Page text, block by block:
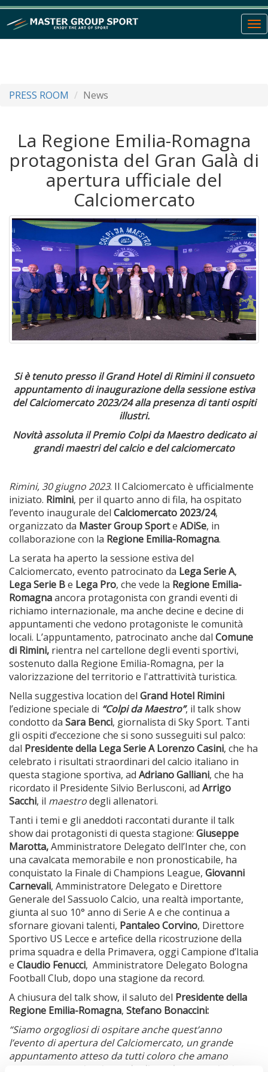
PRESS ROOM News
La Regione Emilia-Romagna
protagonista del Gran Galà di
apertura ufficiale del
Calciomercato
Si è tenuto presso il Grand Hotel di Rimini il consueto
appuntamento di inaugurazione della sessione estiva
del Calciomercato 2023/24 alla presenza di tanti ospiti
illustri.
Novità assoluta il Premio Colpi da Maestro dedicato ai
grandi maestri del calcio e del calciomercato
Rimini, 30 giugno 2023. Il Calciomercato è ufficialmente
iniziato. Rimini, per il quarto anno di fila, ha ospitato
l’evento inaugurale del Calciomercato 2023/24,
organizzato da Master Group Sporte ADiSe, in
collaborazione con la Regione Emilia-Romagna.
La serata ha aperto la sessione estiva del
Calciomercato, evento patrocinato da Lega Serie A,
Lega Serie Be Lega Pro, che vede la Regione Emilia-
Romagnaancora protagonista con grandi eventi di
richiamo internazionale, ma anche decine e decine di
appuntamenti che vedono protagoniste le comunità
locali. L’appuntamento, patrocinato anche dal Comune
di Rimini, rientra nel cartellone degli eventi sportivi,
sostenuto dalla Regione Emilia-Romagna, per la
valorizzazione del territorio e l'attrattività turistica.
Nella suggestiva location del Grand Hotel Rimini
l’edizione speciale di “Colpi da Maestro”, il talk show
condotto da Sara Benci, giornalista di Sky Sport. Tanti
gli ospiti d’eccezione che si sono susseguiti sul palco:
dal Presidente della Lega Serie A Lorenzo Casini, che ha
celebrato i risultati straordinari del calcio italiano in
questa stagione sportiva, ad Adriano Galliani, che ha
ricordato il Presidente Silvio Berlusconi, ad Arrigo
Sacchi, il maestrodegli allenatori.
Tanti i temi e gli aneddoti raccontati durante il talk
show dai protagonisti di questa stagione: Giuseppe
Marotta,Amministratore Delegato dell’Inter che, con
una cavalcata memorabile e non pronosticabile, ha
conquistato la Finale di Champions League, Giovanni
Carnevali, Amministratore Delegato e Direttore
Generale del Sassuolo Calcio, una realtà importante,
giunta al suo 10° anno di Serie A e che continua a
sfornare giovani talenti, Pantaleo Corvino, Direttore
Sportivo US Lecce e artefice della ricostruzione della
prima squadra e della Primavera, oggi Campione d’Italia
e Claudio Fenucci, Amministratore Delegato Bologna
Football Club, dopo una stagione da record.
A chiusura del talk show, il saluto del Presidente della
Regione Emilia-Romagna, Stefano Bonaccini:
“Siamo orgogliosi di ospitare anche quest’anno
l’evento di apertura del Calciomercato, un grande
appuntamento atteso da tutti coloro che amano
questo sport unico, in grado di regalare emozioni